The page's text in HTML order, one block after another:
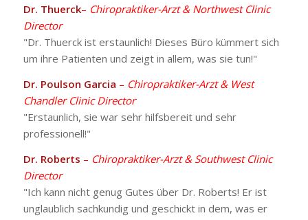
Dr. Thuerck– Chiropraktiker-Arzt & Northwest Clinic
Director
"Dr. Thuerck ist erstaunlich! Dieses Büro kümmert sich
um ihre Patienten und zeigt in allem, was sie tun!"
Dr. Poulson Garcia – Chiropraktiker-Arzt & West
Chandler Clinic Director
"Erstaunlich, sie war sehr hilfsbereit und sehr
professionell!"
Dr. Roberts – Chiropraktiker-Arzt & Southwest Clinic
Director
"Ich kann nicht genug Gutes über Dr. Roberts! Er ist
unglaublich sachkundig und geschickt in dem, was er